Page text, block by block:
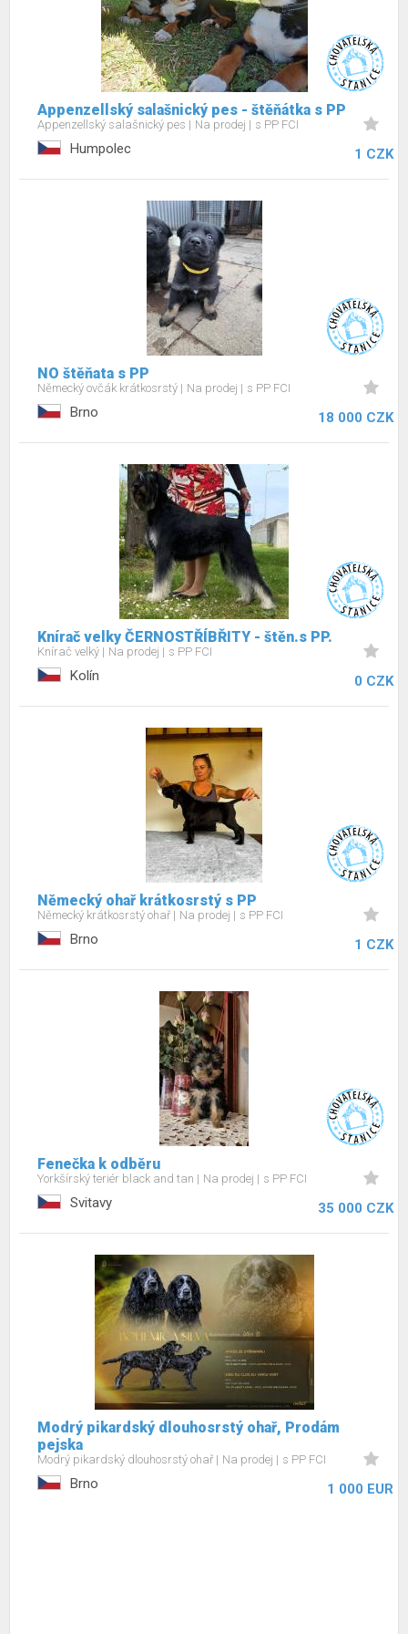
Appenzellský salašnický pes - štěňátka s PP
Appenzellský salašnický pes Na prodej s PP FCI
Humpolec 1 CZK
NO štěňata s PP
Německý ovčák krátkosrstý Na prodej s PP FCI
Brno 18 000 CZK
Knírač velky ČERNOSTŘÍBŘITY - štěn.s PP.
Knírač velký Na prodej s PP FCI
Kolín 0 CZK
Německý ohař krátkosrstý s PP
Německý krátkosrstý ohař Na prodej s PP FCI
Brno 1 CZK
Fenečka k odběru
Yorkšírský teriér black and tan Na prodej s PP FCI
Svitavy 35 000 CZK
Modrý pikardský dlouhosrstý ohař, Prodám
pejska
Modrý pikardský dlouhosrstý ohař Na prodej s PP FCI
Brno 1 000 EUR